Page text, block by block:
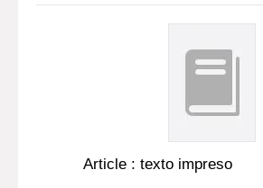
Article : texto impreso